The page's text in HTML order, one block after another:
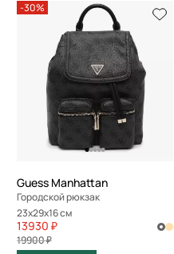
-30%
Guess Manhattan
Городской рюкзак
23x29x16 см
13930 ₽
19900 ₽